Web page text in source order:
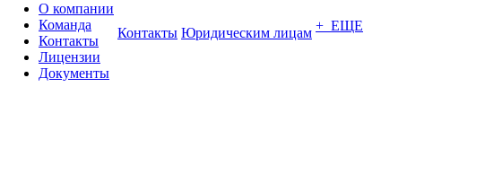
О компании
Команда
Контакты
Лицензии
Документы
Контакты Юридическим лицам + ЕЩЕ